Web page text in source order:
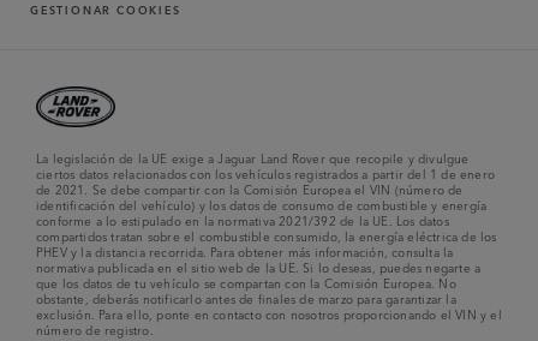
GESTIONAR COOKIES
La legislación de la UE exige a Jaguar Land Rover que recopile y divulgue
ciertos datos relacionados con los vehículos registrados a partir del 1 de enero
de 2021. Se debe compartir con la Comisión Europea el VIN (número de
identificación del vehículo) y los datos de consumo de combustible y energía
conforme a lo estipulado en la normativa 2021/392 de la UE. Los datos
compartidos tratan sobre el combustible consumido, la energía eléctrica de los
PHEV y la distancia recorrida. Para obtener más información, consulta la
normativa publicada en el sitio web de la UE. Si lo deseas, puedes negarte a
que los datos de tu vehículo se compartan con la Comisión Europea. No
obstante, deberás notificarlo antes de finales de marzo para garantizar la
exclusión. Para ello, ponte en contacto con nosotros proporcionando el VIN y el
número de registro.